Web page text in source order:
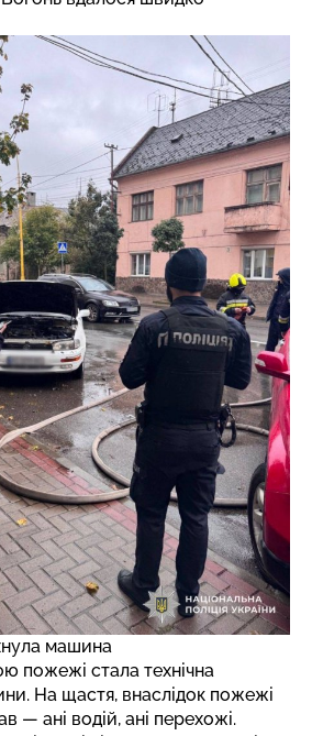
машина
пожежі стала технічна
На щастя, внаслідок пожежі
— ані водій, ані перехожі.